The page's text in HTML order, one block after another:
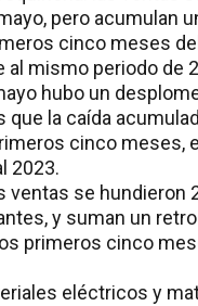
pero acumulan
cinco meses
al mismo periodo de
hubo un
que la caída
cinco meses,
2023.
ventas se hundieron
y suman un
primeros cinco
eléctricos y